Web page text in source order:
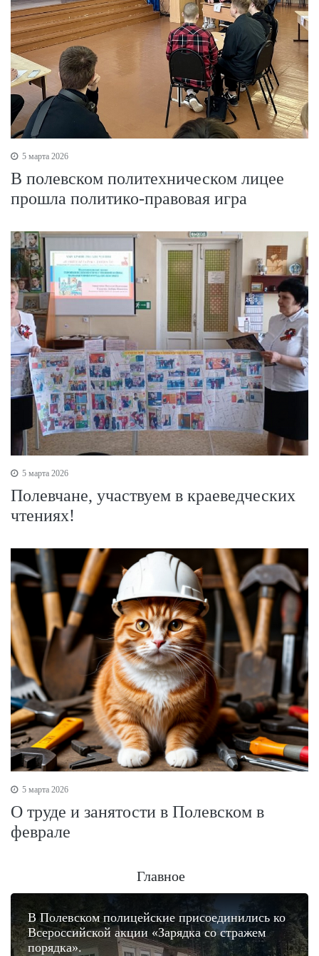
5 марта 2026
В полевском политехническом лицее
прошла политико-правовая игра
5 марта 2026
Полевчане, участвуем в краеведческих
чтениях!
5 марта 2026
О труде и занятости в Полевском в
феврале
Главное
В Полевском полицейские присоединились ко
Всероссийской акции «Зарядка со стражем
порядка».